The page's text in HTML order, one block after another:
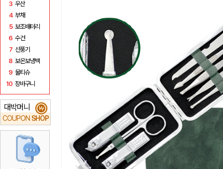
3 우산
4 부채
5 보조배터리
6 수건
7 선풍기
8 보온보냉백
9 물티슈
10 장바구니
대박머니
COUPON SHOP
₩